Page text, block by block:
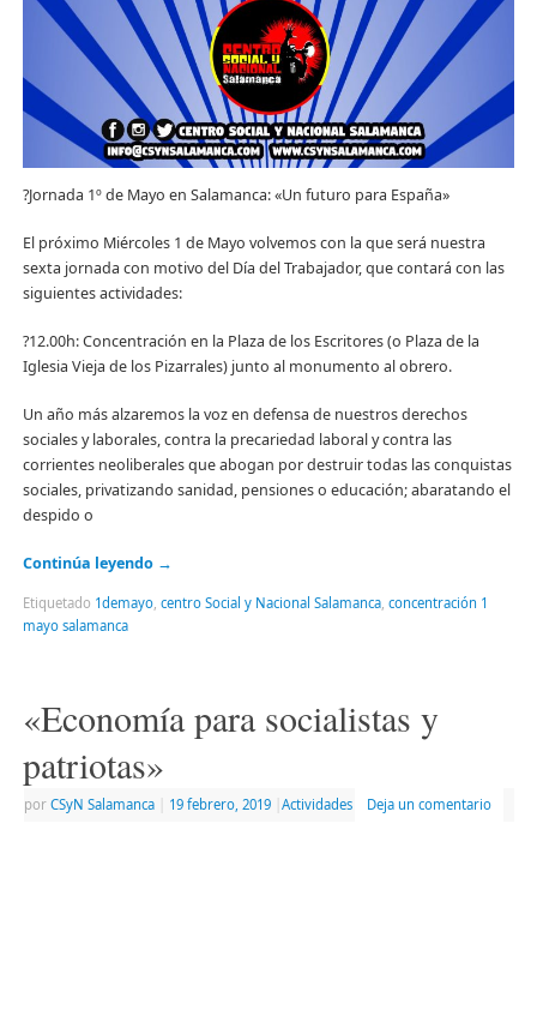
?Jornada 1º de Mayo en Salamanca: «Un futuro para España»
El próximo Miércoles 1 de Mayo volvemos con la que será nuestra
sexta jornada con motivo del Día del Trabajador, que contará con las
siguientes actividades:
?12.00h: Concentración en la Plaza de los Escritores (o Plaza de la
Iglesia Vieja de los Pizarrales) junto al monumento al obrero.
Un año más alzaremos la voz en defensa de nuestros derechos
sociales y laborales, contra la precariedad laboral y contra las
corrientes neoliberales que abogan por destruir todas las conquistas
sociales, privatizando sanidad, pensiones o educación; abaratando el
despido o
Continúa leyendo →
Etiquetado 1demayo, centro Social y Nacional Salamanca, concentración 1
mayo salamanca
«Economía para socialistas y
patriotas»
por CSyN Salamanca 19 febrero, 2019 Actividades Deja un comentario